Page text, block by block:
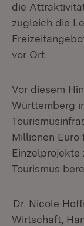
die
zugleich die
vor Ort.
Vor diesem
Württemberg
Millionen
Einzelprojekte
Tourismus
Dr. Nicole
Wirtschaft,